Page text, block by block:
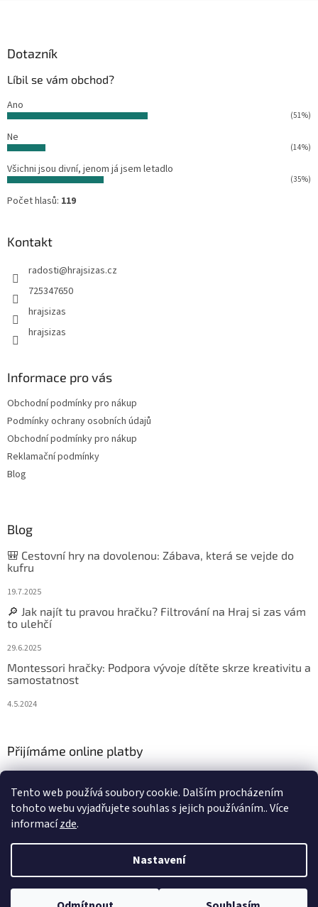
Tento web používá soubory cookie. Dalším procházením
tohoto webu vyjadřujete souhlas s jejich používáním.. Více
informacízde.
Nastavení
Dotazník
Líbil se vám obchod?
Ano
(51%)
Ne
(14%)
Všichni jsou divní, jenom já jsem letadlo
(35%)
Počet hlasů: 119
Kontakt
radosti@hrajsizas.cz
725347650
hrajsizas
hrajsizas
Informace pro vás
Obchodní podmínky pro nákup
Podmínky ochrany osobních údajů
Obchodní podmínky pro nákup
Reklamační podmínky
Blog
Blog
🎒 Cestovní hry na dovolenou: Zábava, která se vejde do
kufru
19.7.2025
🔎 Jak najít tu pravou hračku? Filtrování na Hraj si zas vám
to ulehčí
29.6.2025
Montessori hračky: Podpora vývoje dítěte skrze kreativitu a
samostatnost
4.5.2024
Přijímáme online platby
Copyright 2026Hraj si zas. Všechna práva vyhrazena.Upravit